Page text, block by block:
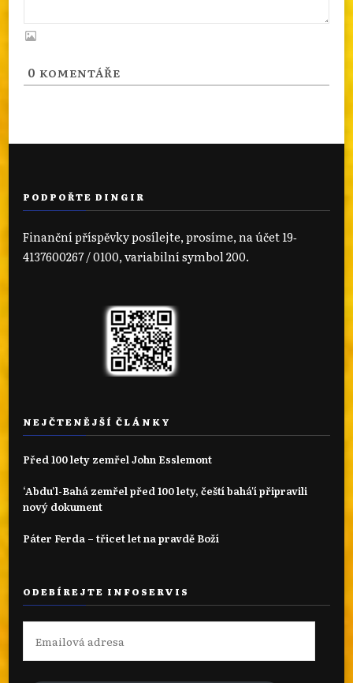
0 KOMENTÁŘE
PODPOŘTE DINGIR
Finanční příspěvky posílejte, prosíme, na účet 19‐
4137600267 / 0100, variabilní symbol 200.
NEJČTENĚJŠÍ ČLÁNKY
Před 100 lety zemřel John Esslemont
‘Abdu’l-Bahá zemřel před 100 lety, čeští bahá'í připravili
nový dokument
Páter Ferda – třicet let na pravdě Boží
ODEBÍREJTE INFOSERVIS
adresa